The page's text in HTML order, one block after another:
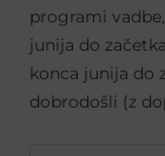
programi
junija do
konca junija do
dobrodošli (z